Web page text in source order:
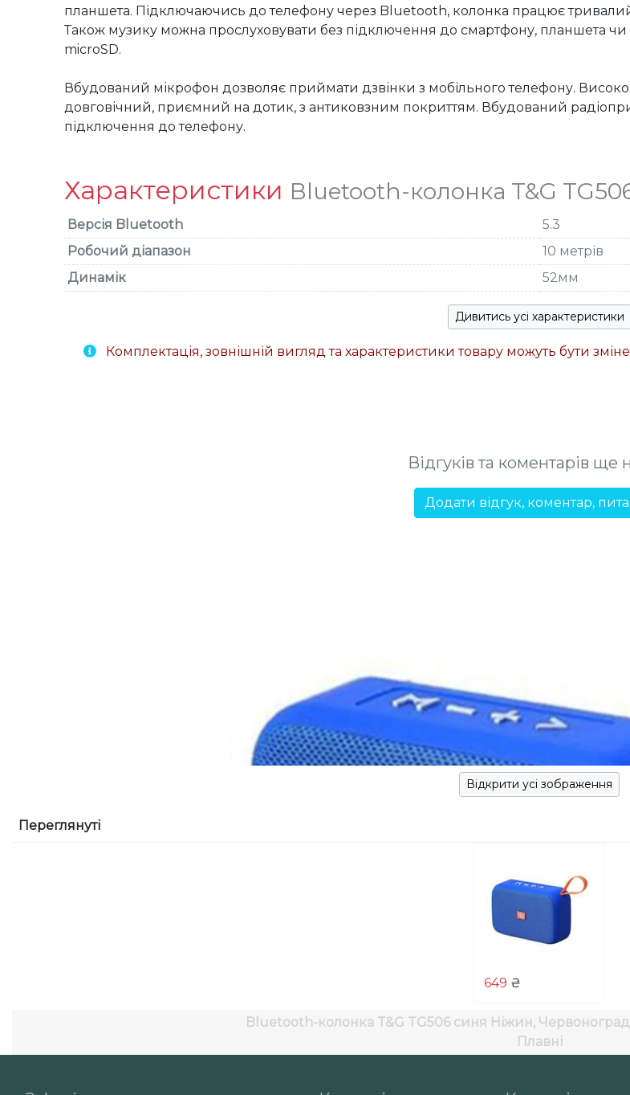
планшета. Підключаючись до телефону через Bluetooth, колонка працює
Також музику можна прослуховувати без підключення до смартфону, планшета
microSD.
Вбудований мікрофон дозволяє приймати дзвінки з мобільного телефону.
довговічний, приємний на дотик, з антиковзним покриттям. Вбудований
підключення до телефону.
Характеристики Bluetooth-колонка T&G
Версія Bluetooth
5.3
Робочий діапазон
10 метрів
Динамік
52мм
Дивитись усі характеристики
Комплектація, зовнішній вигляд та характеристики товару можуть бути
Відгуків та коментарів ще
Додати відгук, коментар,
Відкрити усі зображення
Переглянуті
649 ₴
Bluetooth-колонка T&G TG506 синя Ніжин,
Плавні